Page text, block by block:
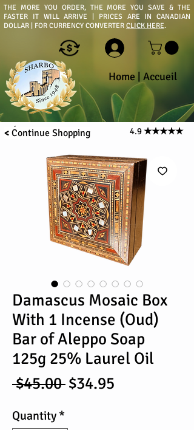
THE MORE YOU ORDER, THE MORE YOU SAVE & THE
FASTER IT WILL ARRIVE | PRICES ARE IN CANADIAN
DOLLAR | FOR CURRENCY CONVERTER CLICK HERE.
Home| Accueil
Damascus Mosaic Box
With 1 Incense (Oud)
Bar of Aleppo Soap
125g 25% Laurel Oil
$45.00 Regular
$34.95
Quantity *
< Continue Shopping 4.9★★★★★